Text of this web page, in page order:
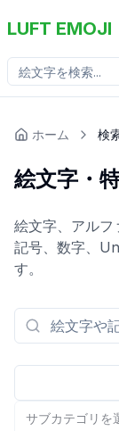
LUFT EMOJI
ホーム 検
絵文字・
絵文字、アルフ
記号、数字、
す。
サブカテゴリを